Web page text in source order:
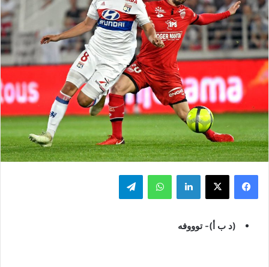
فيسبوك ‫X لينكدإن واتساب تيلقرام
(د ب أ)- توووفه